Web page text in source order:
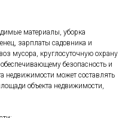
материалы, уборка
зарплаты садовника и
мусора, круглосуточную охрану
безопасность и
недвижимости может составлять
объекта недвижимости,